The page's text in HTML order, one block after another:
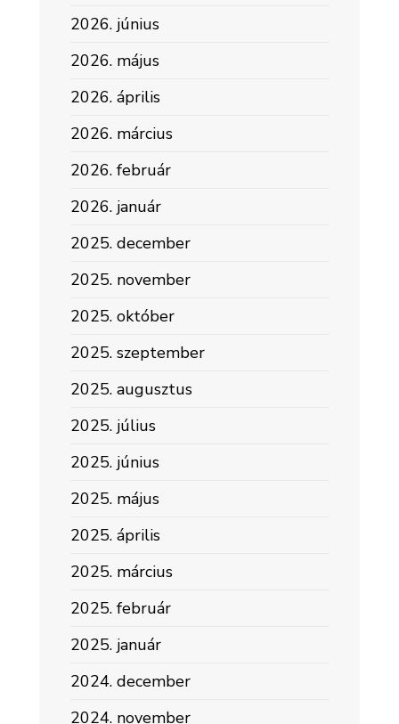
2026. június
2026. május
2026. április
2026. március
2026. február
2026. január
2025. december
2025. november
2025. október
2025. szeptember
2025. augusztus
2025. július
2025. június
2025. május
2025. április
2025. március
2025. február
2025. január
2024. december
2024. november